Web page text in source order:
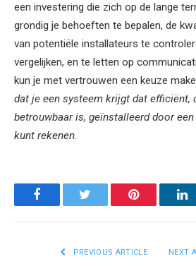
een investering die zich op de lange
grondig je behoeften te bepalen, de
van potentiële installateurs te
vergelijken, en te letten op
kun je met vertrouwen een keuze
dat je een systeem krijgt dat efficiënt,
betrouwbaar is, geïnstalleerd door
kunt rekenen.
Facebook Pinterest
PREVIOUS ARTICLE NEXT